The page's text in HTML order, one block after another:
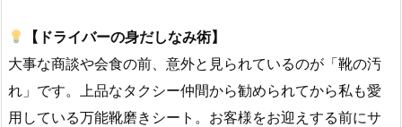
【ドライバーの身だしなみ術】
大事な商談や会食の前、意外と見られているのが「靴の汚
れ」です。上品なタクシー仲間から勧められてから私も愛
用している万能靴磨きシート。お客様をお迎えする前にサ